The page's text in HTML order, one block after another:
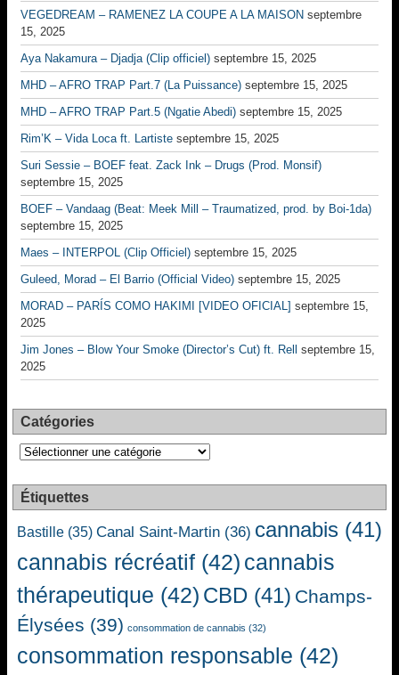
VEGEDREAM – RAMENEZ LA COUPE A LA MAISON septembre
15, 2025
Aya Nakamura – Djadja (Clip officiel) septembre 15, 2025
MHD – AFRO TRAP Part.7 (La Puissance) septembre 15, 2025
MHD – AFRO TRAP Part.5 (Ngatie Abedi) septembre 15, 2025
Rim’K – Vida Loca ft. Lartiste septembre 15, 2025
Suri Sessie – BOEF feat. Zack Ink – Drugs (Prod. Monsif)
septembre 15, 2025
BOEF – Vandaag (Beat: Meek Mill – Traumatized, prod. by Boi-1da)
septembre 15, 2025
Maes – INTERPOL (Clip Officiel) septembre 15, 2025
Guleed, Morad – El Barrio (Official Video) septembre 15, 2025
MORAD – PARÍS COMO HAKIMI [VIDEO OFICIAL] septembre 15,
2025
Jim Jones – Blow Your Smoke (Director’s Cut) ft. Rell
septembre 15,
2025
Catégories
Catégories
Étiquettes
Bastille (35) Canal Saint-Martin (36) cannabis (41)
cannabis récréatif (42) cannabis
thérapeutique (42) CBD (41) Champs-
Élysées (39) consommation de cannabis (32)
consommation responsable (42)